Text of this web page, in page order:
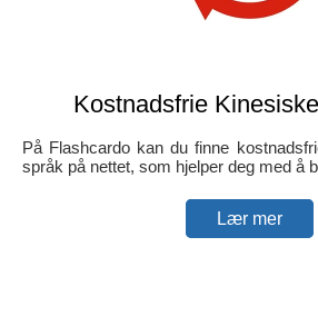
Kostnadsfrie
På Flashcardo kan du finne
språk på nettet, som hjelper deg med å
Lær mer